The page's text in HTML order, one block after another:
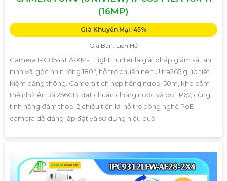
(16MP)
Giá Khuyến Mại: 45%
Giá Bán: Liên Hệ
Camera IPC8544EA-KM-I1 LightHunter là giải pháp giám sát an
ninh với góc nhìn rộng 180°, hỗ trợ chuẩn nén Ultra265 giúp tiết
kiệm băng thông. Camera tích hợp hồng ngoại 50m, khe cắm
thẻ nhớ lên tới 256GB, đạt chuẩn chống nước và bụi IP67, cùng
tính năng đàm thoại 2 chiều tiện lợi hỗ trợ công nghệ PoE
camera dễ dàng lắp đặt và sử dụng hiệu quả